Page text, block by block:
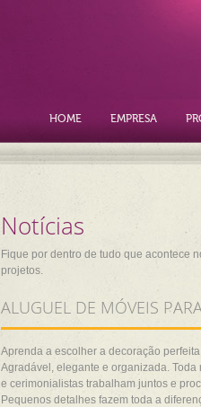
HOME EMPRESA
Notícias
Fique por dentro de tudo que acontece
projetos.
ALUGUEL DE MÓVEIS
Aprenda a escolher a decoração
Agradável, elegante e organizada.
e cerimonialistas trabalham juntos e
Pequenos detalhes fazem toda a